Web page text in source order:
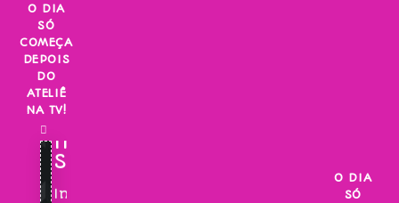
Skip
content
O DIA
SÓ
COMEÇA
DEPOIS
DO
ATELIÊ
NA TV!
INSCREVA-
SE!
Inscreva-
O DIA
SÓ